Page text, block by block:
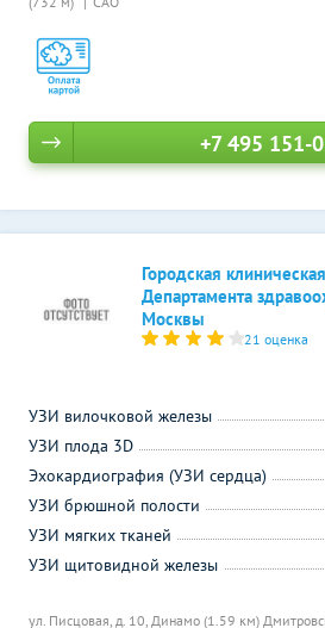
+7 495 151-
Городская
Департамента
Москвы
21 оценка
ул. Писцовая, д. 10, Динамо (1.59 км)
УЗИ вилочковой железы
УЗИ плода 3D
Эхокардиография (УЗИ сердца)
УЗИ брюшной полости
УЗИ мягких тканей
УЗИ щитовидной железы